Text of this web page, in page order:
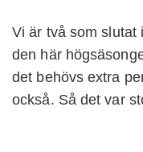
Vi är två som slutat
den här
det behövs extra
också. Så det var